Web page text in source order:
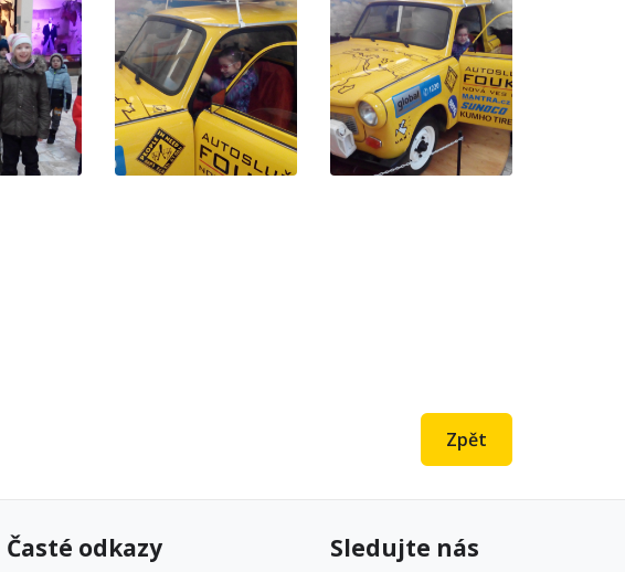
Zpět
Časté odkazy Sledujte nás